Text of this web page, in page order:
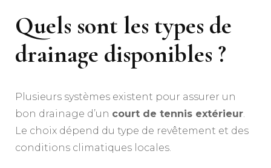
Quels sont les types de
drainage disponibles ?
Plusieurs systèmes existent pour assurer un
bon drainage d’un court de tennis extérieur.
Le choix dépend du type de revêtement et des
conditions climatiques locales.